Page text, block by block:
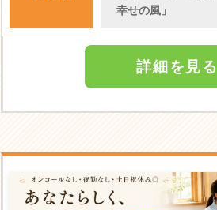
幸せの風」
詳細を見る